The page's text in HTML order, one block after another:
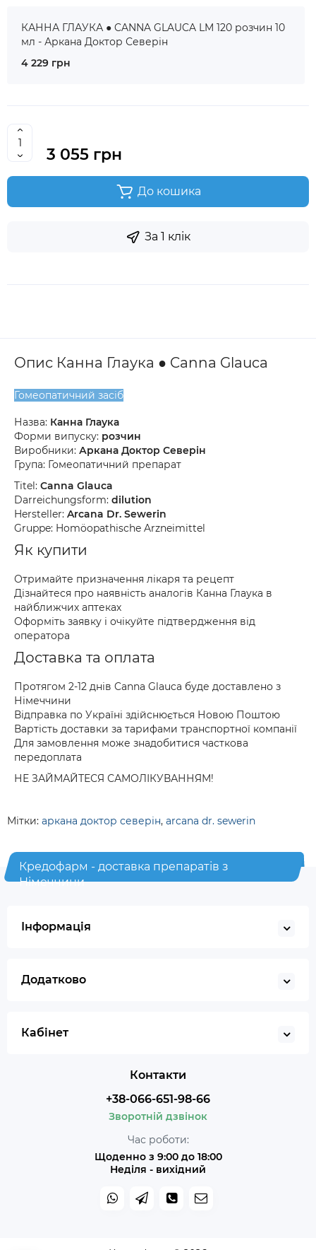
КАННА ГЛАУКА ● CANNA GLAUCA LM 120 розчин 10
мл - Аркана Доктор Северін
4 229 грн
3 055 грн
До кошика
За 1 клік
Опис Канна Глаука ● Canna Glauca
Гомеопатичний засіб
Назва: Канна Глаука
Форми випуску: розчин
Виробники: Аркана Доктор Северін
Група: Гомеопатичний препарат
Titel: Canna Glauca
Darreichungsform: dilution
Hersteller: Arcana Dr. Sewerin
Gruppe: Homöopathische Arzneimittel
Як купити
Отримайте призначення лікаря та рецепт
Дізнайтеся про наявність аналогів Канна Глаука в
найближчих аптеках
Оформіть заявку і очікуйте підтвердження від
оператора
Доставка та оплата
Протягом 2-12 днів Canna Glauca буде доставлено з
Німеччини
Відправка по Україні здійснюється Новою Поштою
Вартість доставки за тарифами транспортної компанії
Для замовлення може знадобитися часткова
передоплата
НЕ ЗАЙМАЙТЕСЯ САМОЛІКУВАННЯМ!
Мітки: аркана доктор северін, arcana dr. sewerin
Кредофарм - доставка препаратів з
Німеччини
Інформація
Додатково
Кабінет
Контакти
+38-066-651-98-66
Зворотній дзвінок
Час роботи:
Щоденно з 9:00 до 18:00
Неділя - вихідний